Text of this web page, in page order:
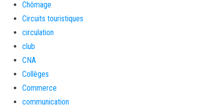
Chômage
Circuits touristiques
circulation
club
CNA
Collèges
Commerce
communication